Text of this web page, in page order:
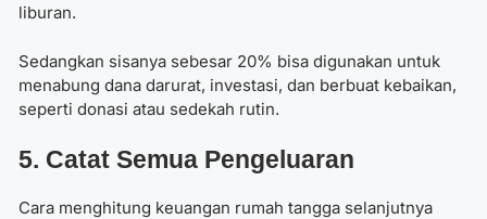
liburan.
Sedangkan sisanya sebesar 20% bisa digunakan untuk
menabung dana darurat, investasi, dan berbuat kebaikan,
seperti donasi atau sedekah rutin.
5. Catat Semua Pengeluaran
Cara menghitung keuangan rumah tangga selanjutnya